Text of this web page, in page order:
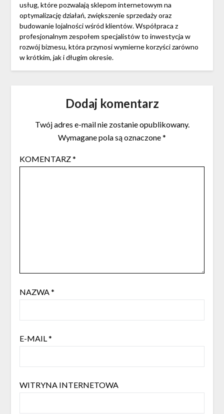
usług, które pozwalają sklepom internetowym na
optymalizację działań, zwiększenie sprzedaży oraz
budowanie lojalności wśród klientów. Współpraca z
profesjonalnym zespołem specjalistów to inwestycja w
rozwój biznesu, która przynosi wymierne korzyści zarówno
w krótkim, jak i długim okresie.
Dodaj komentarz
Twój adres e-mail nie zostanie opublikowany.
Wymagane pola są oznaczone*
KOMENTARZ*
NAZWA*
E-MAIL*
WITRYNA INTERNETOWA